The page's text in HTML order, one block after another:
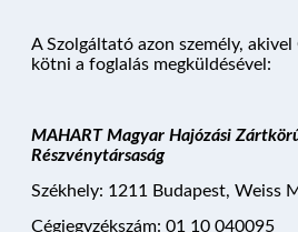
A Szolgáltató azon személy,
kötni a foglalás megküldésével:
MAHART Magyar Hajózási
Részvénytársaság
Székhely: 1211 Budapest, Weiss
Cégjegyzékszám: 01 10 040095